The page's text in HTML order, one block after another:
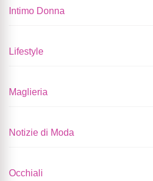
Intimo Donna
Lifestyle
Maglieria
Notizie di Moda
Occhiali